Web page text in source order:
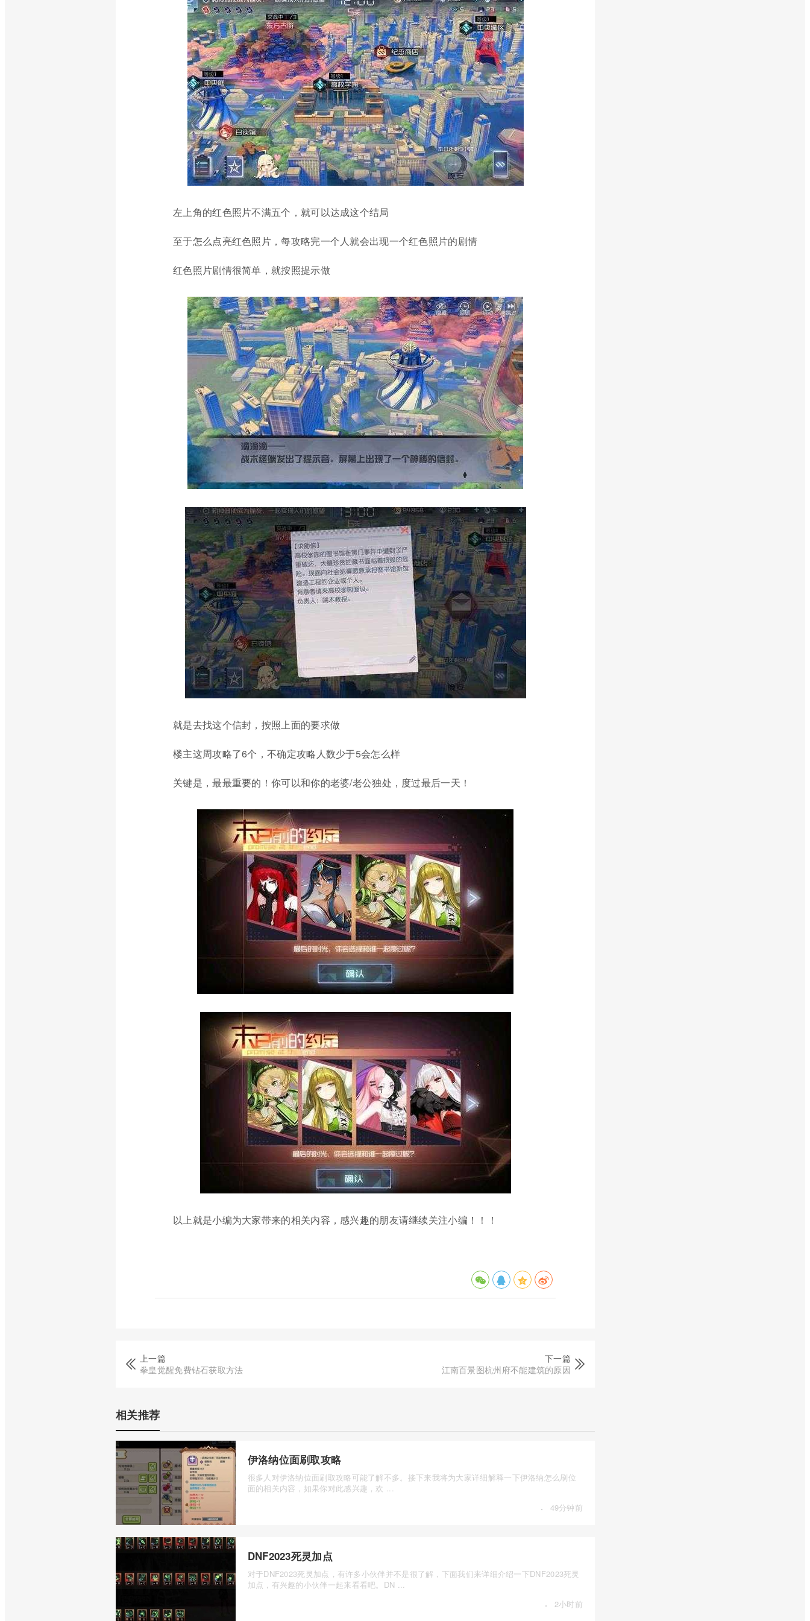
左上角的红色照片不满五个，就可以达成这个结局
至于怎么点亮红色照片，每攻略完一个人就会出现一个红色照片的剧情
红色照片剧情很简单，就按照提示做
就是去找这个信封，按照上面的要求做
楼主这周攻略了6个，不确定攻略人数少于5会怎么样
关键是，最最重要的！你可以和你的老婆/老公独处，度过最后一天！
以上就是小编为大家带来的相关内容，感兴趣的朋友请继续关注小编！！！
上一篇
拳皇觉醒免费钻石获取方法
下一篇
江南百景图杭州府不能建筑的原因
相关推荐
伊洛纳位面刷取攻略
很多人对伊洛纳位面刷取攻略可能了解不多。接下来我将为大家详细解释一下伊洛纳怎么刷位
面的相关内容，如果你对此感兴趣，欢 ...
· 49分钟前
DNF2023死灵加点
对于DNF2023死灵加点，有许多小伙伴并不是很了解，下面我们来详细介绍一下DNF2023死灵
加点，有兴趣的小伙伴一起来看看吧。DN ...
· 2小时前